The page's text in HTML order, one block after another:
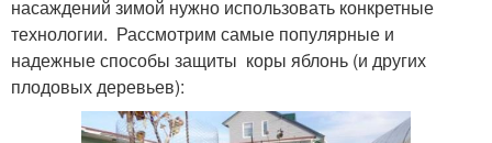
насаждений зимой нужно использовать конкретные
технологии. Рассмотрим самые популярные и
надежные способы защиты коры яблонь (и других
плодовых деревьев):